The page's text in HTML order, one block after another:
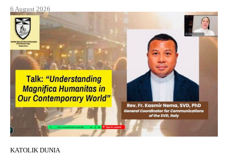
6 August 2026
KATOLIK DUNIA